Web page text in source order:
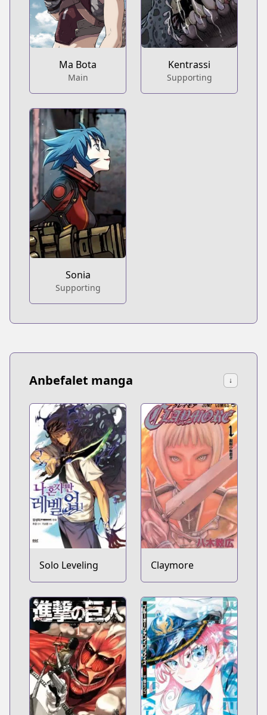
Ma Bota
Main
Kentrassi
Supporting
Sonia
Supporting
Anbefalet manga ↓
Solo Leveling Claymore